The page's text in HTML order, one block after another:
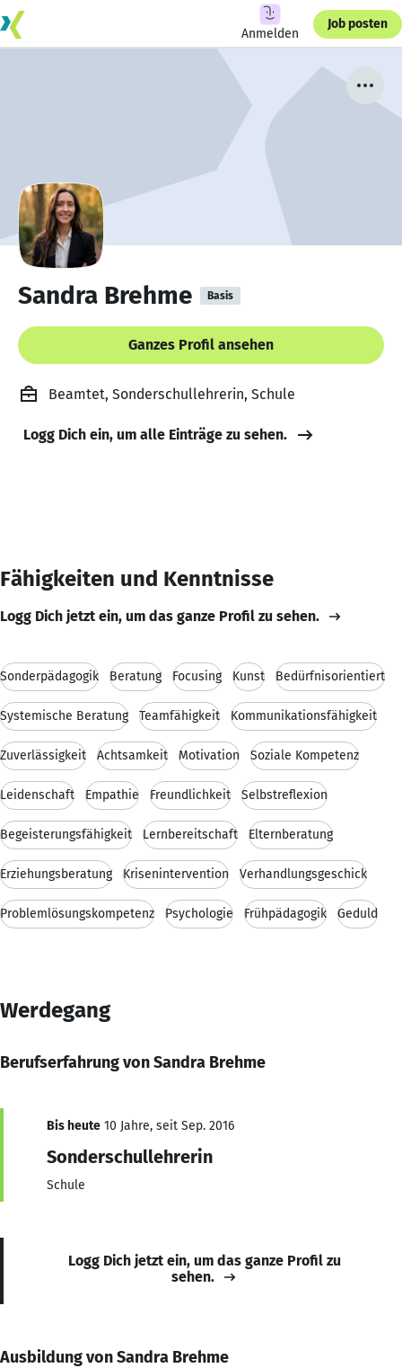
Anmelden
Job posten
Sandra Brehme Basis
Ganzes Profil ansehen
Beamtet, Sonderschullehrerin, Schule
Logg Dich ein, um alle Einträge zu sehen.
Fähigkeiten und Kenntnisse
Logg Dich jetzt ein, um das ganze Profil zu sehen.
Sonderpädagogik Beratung Focusing Kunst Bedürfnisorientiert
Systemische Beratung Teamfähigkeit Kommunikationsfähigkeit
Zuverlässigkeit Achtsamkeit Motivation Soziale Kompetenz
Leidenschaft Empathie Freundlichkeit Selbstreflexion
Begeisterungsfähigkeit Lernbereitschaft Elternberatung
Erziehungsberatung Krisenintervention Verhandlungsgeschick
Problemlösungskompetenz Psychologie Frühpädagogik Geduld
Werdegang
Berufserfahrung von Sandra Brehme
Bis heute 10 Jahre, seit Sep. 2016
Sonderschullehrerin
Schule
Logg Dich jetzt ein, um das ganze Profil zu
sehen.
Ausbildung von Sandra Brehme